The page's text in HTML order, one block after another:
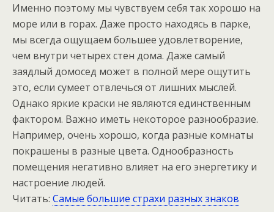
Именно поэтому мы чувствуем себя так хорошо на
море или в горах. Даже просто находясь в парке,
мы всегда ощущаем большее удовлетворение,
чем внутри четырех стен дома. Даже самый
заядлый домосед может в полной мере ощутить
это, если сумеет отвлечься от лишних мыслей.
Однако яркие краски не являются единственным
фактором. Важно иметь некоторое разнообразие.
Например, очень хорошо, когда разные комнаты
покрашены в разные цвета. Однообразность
помещения негативно влияет на его энергетику и
настроение людей.
Читать: Самые большие страхи разных знаков